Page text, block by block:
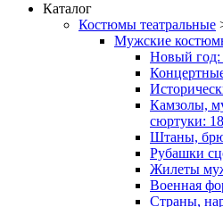
Каталог
Костюмы театральные
Мужские
Новый год:
Камзолы,
сюртуки:
Штаны,
Рубашки
Жилеты
Военная
Страны,